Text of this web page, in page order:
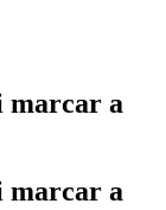
marcar a
marcar a